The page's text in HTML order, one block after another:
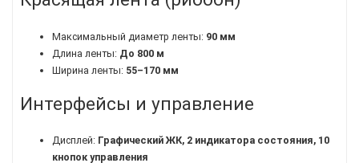
Максимальный диаметр ленты: 90 мм
Длина ленты: До 800 м
Ширина ленты: 55–170 мм
Интерфейсы и управление
Дисплей: Графический ЖК, 2 индикатора состояния, 10
кнопок управления